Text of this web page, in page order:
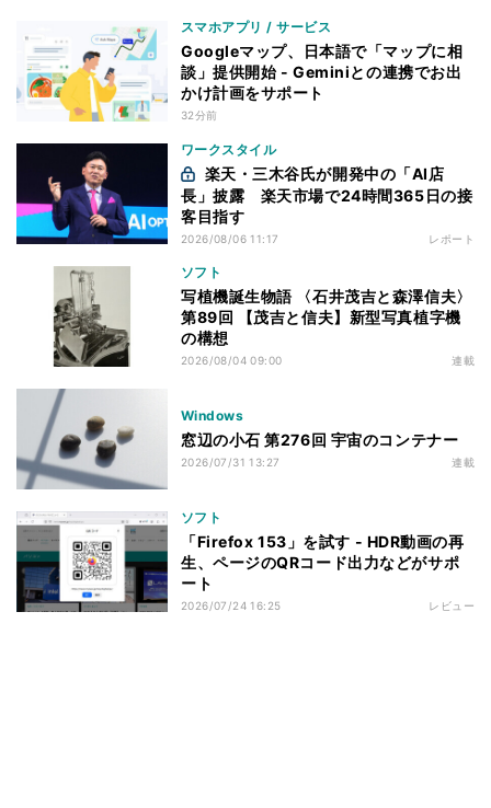
スマホアプリ / サービス
Googleマップ、日本語で「マップに相
談」提供開始 - Geminiとの連携でお出
かけ計画をサポート
32分前
ワークスタイル
長」披露 楽天市場で24時間365日の接
客目指す
2026/08/06 11:17 レポート
ソフト
写植機誕生物語 〈石井茂吉と森澤信夫〉
第89回 【茂吉と信夫】新型写真植字機
の構想
2026/08/04 09:00 連載
Windows
窓辺の小石 第276回 宇宙のコンテナー
2026/07/31 13:27 連載
ソフト
「Firefox 153」を試す - HDR動画の再
生、ページのQRコード出力などがサポ
ート
2026/07/24 16:25 レビュー